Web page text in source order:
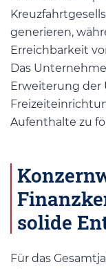
generieren,
Erreichbarkeit
Das
Erweiterung
Aufenthalte zu
solide
Für das